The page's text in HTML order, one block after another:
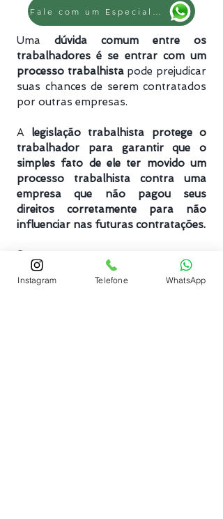
Uma dúvida comum entre os
trabalhadores é se entrar com um
processo trabalhistapode prejudicar
suas chances de serem contratados
por outras empresas.
A legislação trabalhista protege o
trabalhador para garantir que o
simples fato de ele ter movido um
processo trabalhista
contra uma
empresa que não pagou seus
direitos corretamente para não
influenciar nas futuras contratações.
Se uma empresa recusar contratar
um trabalhador apenas porque ele
tem um processo trabalhista, essa
Instagram Telefone WhatsApp